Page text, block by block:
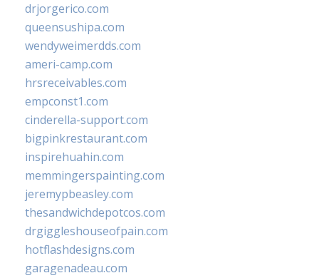
drjorgerico.com
queensushipa.com
wendyweimerdds.com
ameri-camp.com
hrsreceivables.com
empconst1.com
cinderella-support.com
bigpinkrestaurant.com
inspirehuahin.com
memmingerspainting.com
jeremypbeasley.com
thesandwichdepotcos.com
drgiggleshouseofpain.com
hotflashdesigns.com
garagenadeau.com